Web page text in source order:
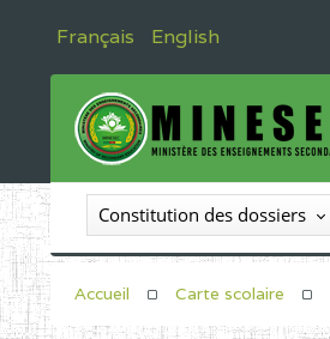
Français English
Constitution des dossiers
Accueil Carte scolaire